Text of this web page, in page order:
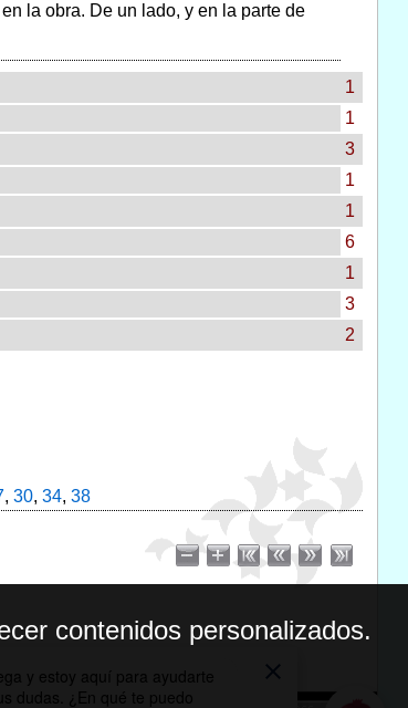
la obra. De un lado, y en la parte de
1
1
3
1
1
6
1
3
2
, 30, 34, 38
contenidos personalizados.